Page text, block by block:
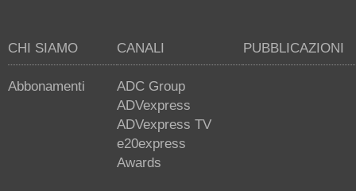
CHI SIAMO
Abbonamenti
CANALI
ADC Group
ADVexpress
ADVexpress TV
e20express
Awards
PUBBLICAZIONI